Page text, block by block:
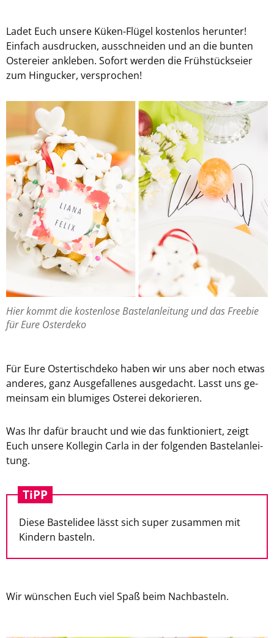
Ladet Euch un­se­re Küken-​Flügel kos­ten­los her­un­ter!
Ein­fach aus­dru­cken, aus­schnei­den und an die bun­ten
Os­ter­ei­er an­kle­ben. So­fort wer­den die Früh­stücks­ei­er
zum Hin­gu­cker, ver­spro­chen!
Hier kommt die kos­ten­lo­se Bas­tel­an­lei­tung und das Free­bie
für Eure Os­ter­de­ko
Für Eure Os­ter­tisch­de­ko haben wir uns aber noch etwas
an­de­res, ganz Aus­ge­fal­le­nes aus­ge­dacht. Lasst uns ge­
mein­sam ein blu­mi­ges Os­ter­ei de­ko­rie­ren.
Was Ihr dafür braucht und wie das funk­tio­niert, zeigt
Euch un­se­re Kol­le­gin Carla in der fol­gen­den Bas­tel­an­lei­
tung.
TiPP
Diese Bas­tel­idee lässt sich super zu­sam­men mit
Kin­dern bas­teln.
Wir wün­schen Euch viel Spaß beim Nach­bas­teln.